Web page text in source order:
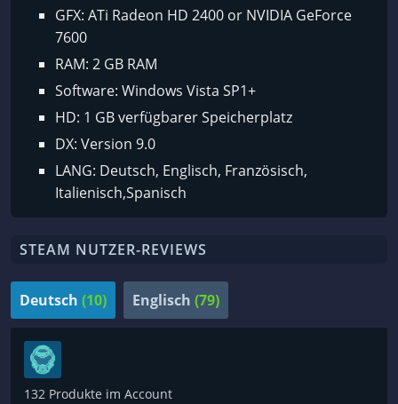
GFX: ATi Radeon HD 2400 or NVIDIA GeForce
7600
RAM: 2 GB RAM
Software: Windows Vista SP1+
HD: 1 GB verfügbarer Speicherplatz
DX: Version 9.0
LANG: Deutsch, Englisch, Französisch,
Italienisch,Spanisch
STEAM NUTZER-REVIEWS
Deutsch (10) Englisch (79)
132 Produkte im Account